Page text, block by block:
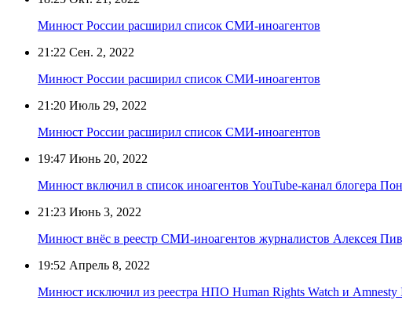
Минюст России расширил список СМИ-иноагентов
21:22 Сен. 2, 2022
Минюст России расширил список СМИ-иноагентов
21:20 Июль 29, 2022
Минюст России расширил список СМИ-иноагентов
19:47 Июнь 20, 2022
Минюст включил в список иноагентов YouTube-канал блогера
21:23 Июнь 3, 2022
Минюст внёс в реестр СМИ-иноагентов журналистов Алексея
19:52 Апрель 8, 2022
Минюст исключил из реестра НПО Human Rights Watch и Amnesty